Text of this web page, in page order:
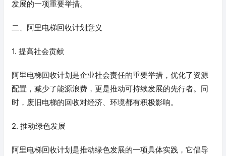
发展的一项重要举措。
二、阿里电梯回收计划意义
1. 提高社会贡献
阿里电梯回收计划是企业社会责任的重要举措，优化了资源
配置，减少了能源浪费，更是推动可持续发展的先行者。同
时，废旧电梯的回收对经济、环境都有积极影响。
2. 推动绿色发展
阿里电梯回收计划是推动绿色发展的一项具体实践，它倡导